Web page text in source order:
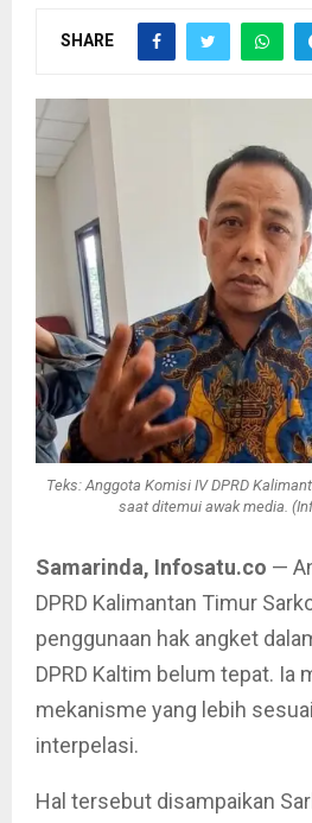
SHARE
Teks: Anggota Komisi IV DPRD
saat ditemui awak media.
Samarinda, Infosatu.co —
DPRD Kalimantan Timur
penggunaan hak angket
DPRD Kaltim belum tepat. Ia
mekanisme yang lebih
interpelasi.
Hal tersebut disampaikan